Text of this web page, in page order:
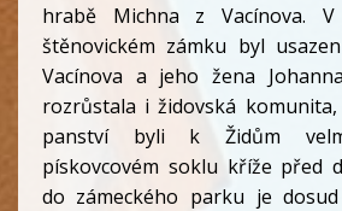
hrabě Michna z Vacínova.
štěnovickém zámku byl
Vacínova a jeho žena
rozrůstala i židovská
panství byli k Židům
pískovcovém soklu kříže před
do zámeckého parku je